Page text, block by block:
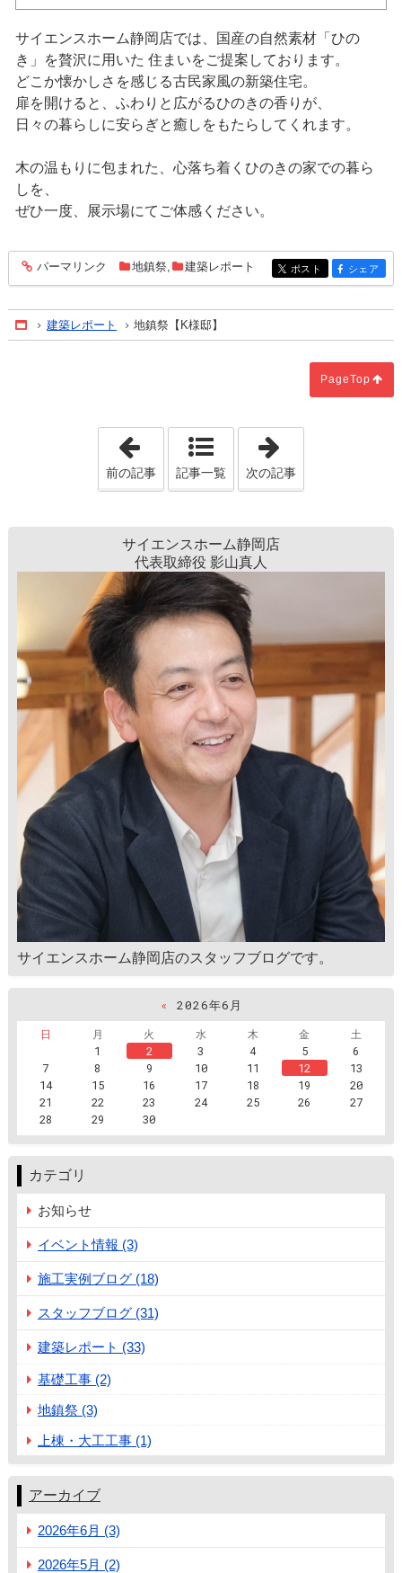
サイエンスホーム静岡店では、国産の自然素材「ひの
き」を贅沢に用いた 住まいをご提案しております。
どこか懐かしさを感じる古民家風の新築住宅。
扉を開けると、ふわりと広がるひのきの香りが、
日々の暮らしに安らぎと癒しをもたらしてくれます。
木の温もりに包まれた、心落ち着くひのきの家での暮ら
しを、
ぜひ一度、展示場にてご体感ください。
entry337
パーマリンク 地鎮祭 建築レポート entry337
ポスト entry337
シェア
Home
建築レポート 地鎮祭【K様邸】
PageTop
「上棟・大工工事【M様邸】」
前の記事 記事一覧 次の記事
サイエンスホーム静岡店
代表取締役 影山真人
サイエンスホーム静岡店のスタッフブログです。
« 2026年6月
日
月 火 水 木 金
土
1
2 3 4 5
6
7
8 9 10 11 12
13
14
15 16 17 18 19
20
21
22 23 24 25 26
27
28
29 30
カテゴリ
お知らせ
イベント情報 (3)
施工実例ブログ (18)
スタッフブログ (31)
建築レポート (33)
基礎工事 (2)
地鎮祭 (3)
上棟・大工工事 (1)
アーカイブ
2026年6月 (3)
2026年5月 (2)